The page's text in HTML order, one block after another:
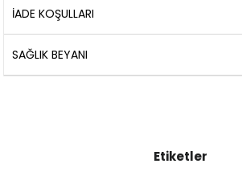
İADE KOŞULLARI
SAĞLIK BEYANI
Etiketler